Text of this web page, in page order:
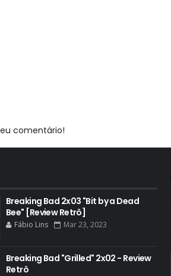
comentário!
Breaking Bad 2x03 "Bit by a Dead
Bee" [Review Retrô]
Fábio Lins Mar 23, 2023
Breaking Bad "Grilled" 2x02 - Review
Retrô